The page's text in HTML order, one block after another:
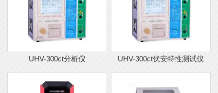
UHV-300ct分析仪 UHV-300ct伏安特性测试仪